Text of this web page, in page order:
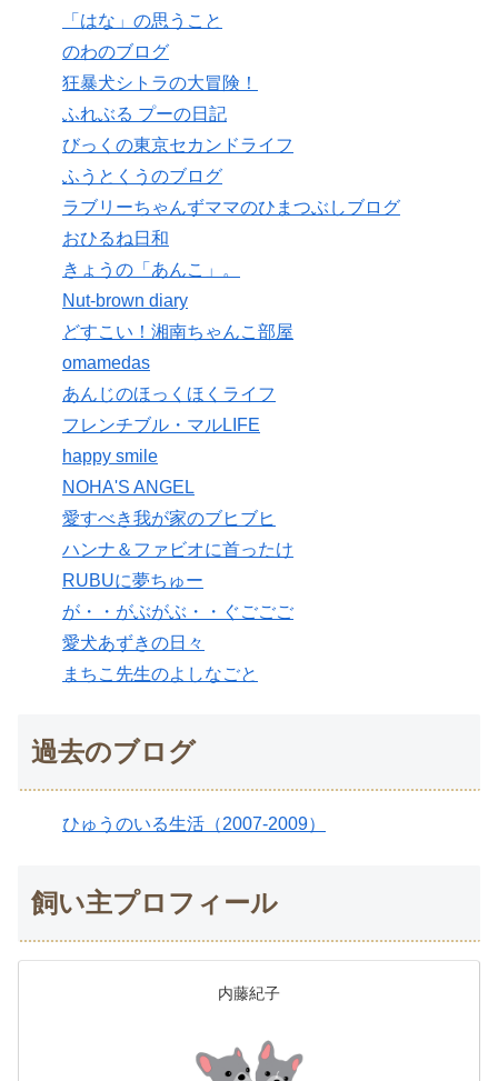
「はな」の思うこと
のわのブログ
狂暴犬シトラの大冒険！
ふれぶる プーの日記
びっくの東京セカンドライフ
ふうとくうのブログ
ラブリーちゃんずママのひまつぶしブログ
おひるね日和
きょうの「あんこ」。
Nut-brown diary
どすこい！湘南ちゃんこ部屋
omamedas
あんじのほっくほくライフ
フレンチブル・マルLIFE
happy smile
NOHA'S ANGEL
愛すべき我が家のブヒブヒ
ハンナ＆ファビオに首ったけ
RUBUに夢ちゅー
が・・がぶがぶ・・ぐごごご
愛犬あずきの日々
まちこ先生のよしなごと
過去のブログ
ひゅうのいる生活（2007-2009）
飼い主プロフィール
内藤紀子